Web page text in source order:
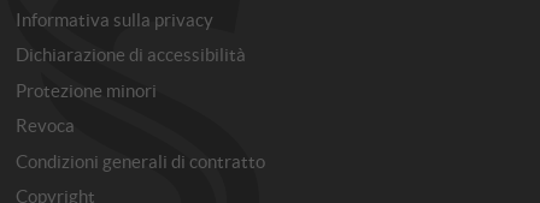
Informativa sulla privacy
Dichiarazione di accessibilità
Protezione minori
Revoca
Condizioni generali di contratto
Copyright